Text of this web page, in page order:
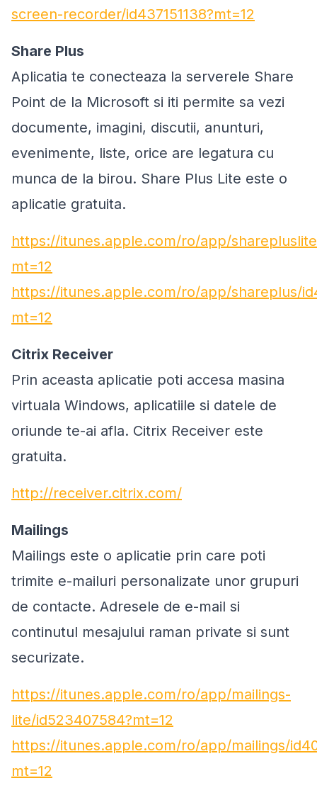
screen-recorder/id437151138?mt=12
Share Plus
Aplicatia te conecteaza la serverele Share
Point de la Microsoft si iti permite sa vezi
documente, imagini, discutii, anunturi,
evenimente, liste, orice are legatura cu
munca de la birou. Share Plus Lite este o
aplicatie gratuita.
https://itunes.apple.com/ro/app/
mt=12
https://itunes.apple.com/ro/app/shareplus/
mt=12
Citrix Receiver
Prin aceasta aplicatie poti accesa masina
virtuala Windows, aplicatiile si datele de
oriunde te-ai afla. Citrix Receiver este
gratuita.
http://receiver.citrix.com/
Mailings
Mailings este o aplicatie prin care poti
trimite e-mailuri personalizate unor grupuri
de contacte. Adresele de e-mail si
continutul mesajului raman private si sunt
securizate.
https://itunes.apple.com/ro/app/mailings-
lite/id523407584?mt=12
https://itunes.apple.com/ro/app/mailings/
mt=12